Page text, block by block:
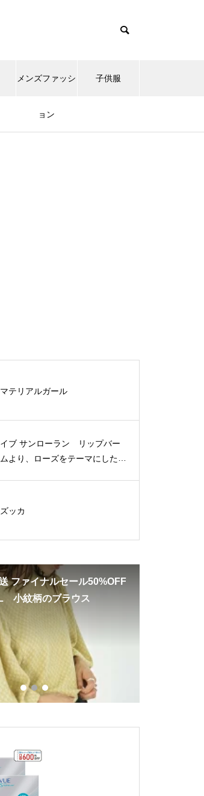
メンズファッシ
ョン
子供服
マテリアルガール
イブ サンローラン リップバー
ムより、ローズをテーマにした新
ズッカ